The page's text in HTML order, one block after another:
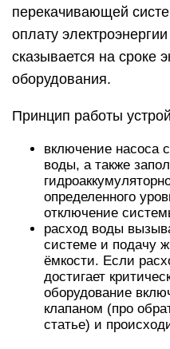
перекачивающей
оплату
сказывается на сроке
оборудования.
Принцип работы
включение насоса
воды, а также
определенного
отключение
расход воды
системе и подачу
ёмкости. Если
достигает
оборудование
клапаном (про
статье) и